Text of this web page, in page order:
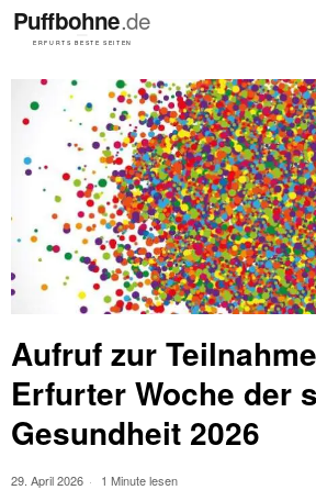
Aufruf zur
Erfurter Woche der
Gesundheit 2026
29. April 2026 1 Minute lesen